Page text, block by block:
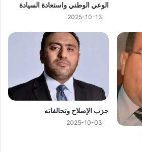
الوعي الوطني واستعادة السيادة
2025-10-13
حزب الإصلاح وتحالفاته
2025-10-03